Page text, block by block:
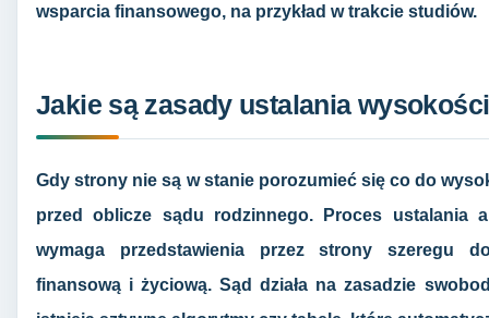
wsparcia finansowego, na przykład w trakcie studiów.
Jakie są zasady ustalania
Gdy strony nie są w stanie porozumieć się co do
przed oblicze sądu rodzinnego. Proces ustalania
wymaga przedstawienia przez strony szeregu
finansową i życiową. Sąd działa na zasadzie